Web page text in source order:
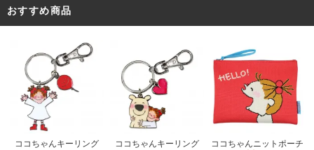
おすすめ商品
ココちゃんキーリング
ココちゃんキーリング
ココちゃんニットポーチ